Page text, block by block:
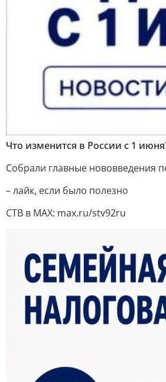
Что изменится в России с 1
Собрали главные нововведения
– лайк, если было полезно
СТВ в MAX: max.ru/stv92ru